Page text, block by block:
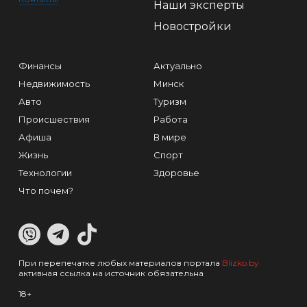
Наши эксперты
Новостройки
Финансы
Недвижимость
Авто
Происшествия
Афиша
Жизнь
Технологии
Что почем?
Актуально
Минск
Туризм
Работа
В мире
Спорт
Здоровье
При перепечатке любых материалов портала Blizko.by
активная ссылка на источник обязательна
18+